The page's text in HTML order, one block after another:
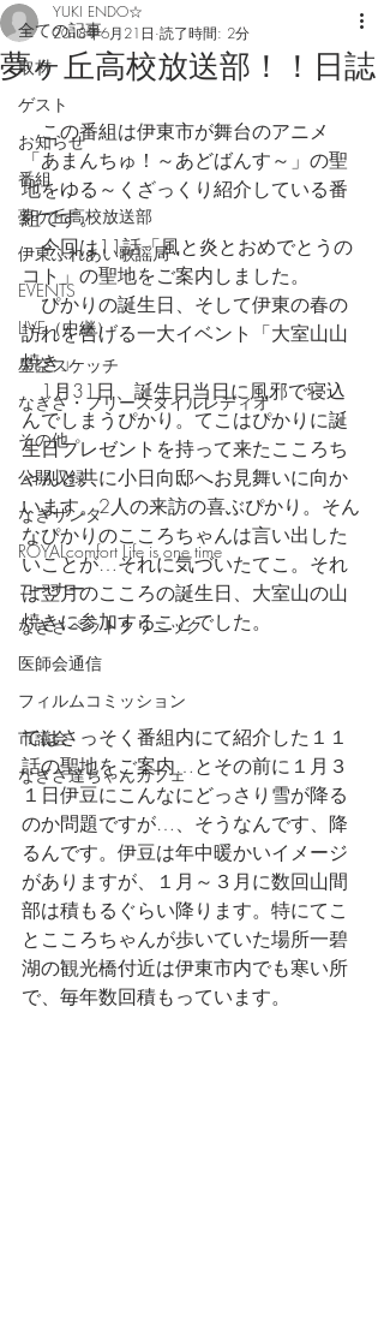
全ての記事
取材
ゲスト
お知らせ
番組
夢ケ丘高校放送部
伊東ふれあい歌謡局
EVENTS
LIVE（中継）
星空スケッチ
なぎさ・フリースタイルレディオ
その他
公開収録
なぎサンタ
ROYALcomfort Life is one time
コーナー
なぎさペットクリニック
医師会通信
フィルムコミッション
市議会
なぎさ達ちゃんカフェ
夢ヶ丘高校放送部！！日誌
YUKI ENDO☆
2018年6月21日 読了時間: 2分
この番組は伊東市が舞台のアニメ
「あまんちゅ！～あどばんす～」の聖
地をゆる～くざっくり紹介している番
組です。
今回は11話「風と炎とおめでとうの
コト」の聖地をご案内しました。
ぴかりの誕生日、そして伊東の春の
訪れを告げる一大イベント「大室山山
焼き」
1月31日、誕生日当日に風邪で寝込
んでしまうぴかり。てこはぴかりに誕
生日プレゼントを持って来たこころち
ゃんと共に小日向邸へお見舞いに向か
います。2人の来訪の喜ぶぴかり。そん
なぴかりのこころちゃんは言い出した
いことが…それに気づいたてこ。それ
は翌月のこころの誕生日、大室山の山
焼きに参加することでした。
ではさっそく番組内にて紹介した１１
話の聖地をご案内…とその前に１月３
１日伊豆にこんなにどっさり雪が降る
のか問題ですが…、そうなんです、降
るんです。伊豆は年中暖かいイメージ
がありますが、１月～３月に数回山間
部は積もるぐらい降ります。特にてこ
とこころちゃんが歩いていた場所一碧
湖の観光橋付近は伊東市内でも寒い所
で、毎年数回積もっています。